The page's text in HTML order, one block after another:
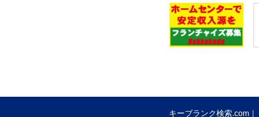
キーブランク検索.com